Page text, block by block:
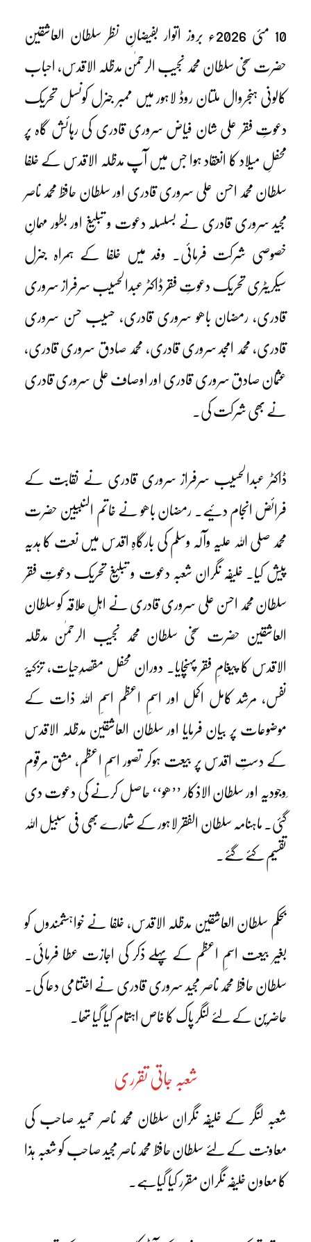
10 مئی 2026ء بروز اتوار بفیضانِ نظر سلطان العاشقین
حضرت سخی سلطان محمد نجیب الرحمٰن مدظلہ الاقدس، احباب
کالونی ہنجروال ملتان روڈ لاہور میں ممبر جنرل کونسل تحریک
دعوتِ فقر علی شان فیاض سروری قادری کی رہائش گاہ پر
محفلِ میلاد کا انعقاد ہوا جس میں آپ مدظلہ الاقدس کے خلفا
سلطان محمد احسن علی سروری قادری اور سلطان حافظ محمد ناصر
مجید سروری قادری نے بسلسلہ دعوت و تبلیغ اور بطور مہمانِ
خصوصی شرکت فرمائی۔ وفد میں خلفا کے ہمراہ جنرل
سیکریٹری تحریک دعوتِ فقر ڈاکٹر عبدالحسیب سرفراز سروری
قادری، رمضان باھو سروری قادری، حسیب حسن سروری
قادری، محمد امجد سروری قادری، محمد صادق سروری قادری،
عثمان صادق سروری قادری اور اوصاف علی سروری قادری
نے بھی شرکت کی۔
ڈاکٹر عبدالحسیب سرفراز سروری قادری نے نقابت کے
فرائض انجام دئیے۔ رمضان باھو نے خاتم النبیین حضرت
محمد صلی اللہ علیہ وآلہ وسلم کی بارگاہِ اقدس میں نعت کا ہدیہ
پیش کیا۔ خلیفہ نگران شعبہ دعوت و تبلیغ تحریک دعوتِ فقر
سلطان محمد احسن علی سروری قادری نے اہلِ علاقہ کو سلطان
العاشقین حضرت سخی سلطان محمد نجیب الرحمٰن مدظلہ
الاقدس کا پیغامِ فقر پہنچایا۔ دوران محفل مقصدِحیات، تزکیۂ
نفس، مرشد کامل اکمل اور اسمِ اعظم اسمِ اللہ ذات کے
موضوعات پر بیان فرمایا اور سلطان العاشقین مدظلہ الاقدس
کے دستِ اقدس پر بیعت ہوکر تصور اسمِ اعظم، مشق مرقوم
ِوجودیہ اور سلطان الاذکار ’’ھو‘‘ حاصل کرنے کی دعوت دی
گئی۔ ماہنامہ سلطان الفقر لاہور کے شمارے بھی فی سبیل اللہ
تقسیم کئے گئے۔
بحکم سلطان العاشقین مدظلہ الاقدس، خلفا نے خواہشمندوں کو
بغیر بیعت اسمِ اعظم کے پہلے ذکر کی اجازت عطا فرمائی۔
سلطان حافظ محمد ناصر مجید سروری قادری نے اختتامی دعا کی۔
حاضرین کے لئے لنگر پاک کا خاص اہتمام کیا گیا تھا۔
شعبہ جاتی تقرری
شعبہ لنگر کے خلیفہ نگران سلطان محمد ناصر حمید صاحب کی
معاونت کے لئے سلطان حافظ محمد ناصر مجید صاحب کو شعبہ ہذا
کا معاون خلیفہ نگران مقرر کیا گیاہے۔